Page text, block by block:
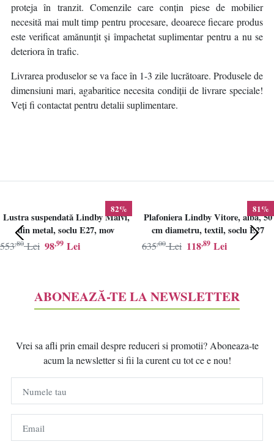
proteja în tranzit. Comenzile care conțin piese de mobilier
necesită mai mult timp pentru procesare, deoarece fiecare produs
este verificat amănunțit și împachetat suplimentar pentru a nu se
deteriora în trafic.
Livrarea produselor se va face în 1-3 zile lucrătoare. Produsele de
dimensiuni mari, agabaritice necesita condiții de livrare speciale!
Veți fi contactat pentru detalii suplimentare.
82%
Lustra suspendată Lindby Maivi,
din metal, soclu E27, mov
98,99 Lei
553,80 Lei
81%
Plafoniera Lindby Vitore, alba, 50
cm diametru, textil, soclu E27
118,89 Lei
635,00 Lei
ABONEAZĂ-TE LA NEWSLETTER
Vrei sa afli prin email despre reduceri si promotii? Aboneaza-te
acum la newsletter si fii la curent cu tot ce e nou!
Numele tau
Email